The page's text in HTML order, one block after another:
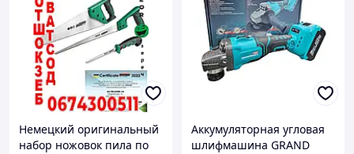
Немецкий оригинальный
набор ножовок пила по
Аккумуляторная угловая
шлифмашина GRAND